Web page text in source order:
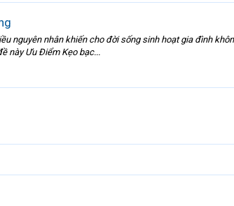
nguyên nhân khiến cho đời sống sinh hoạt gia đình
này Ưu Điểm Kẹo bạc...